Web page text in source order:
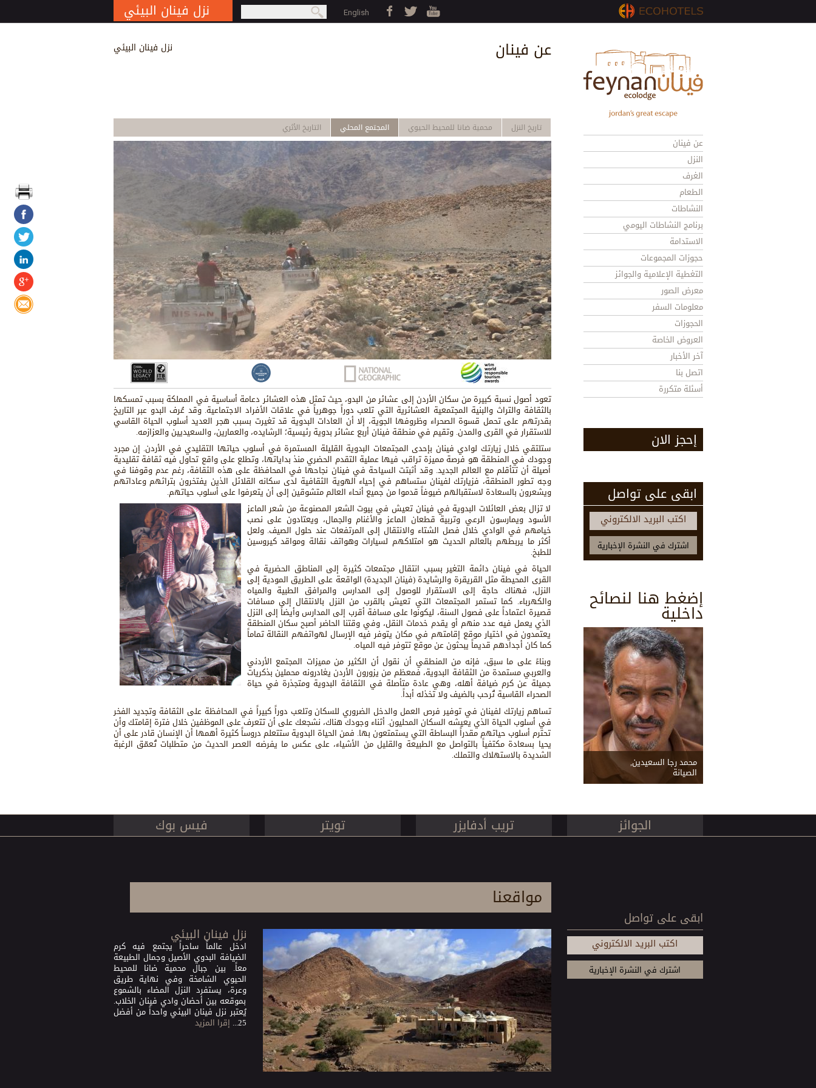
Jump to navigation نزل فينان البيئي
Search form
بحث English
عن فينان نزل فينان البيئي
تاريخ النزل محمية ضانا للمحيط الحيوي المجتمع المحلي التاريخ الأثري
تعود أصول نسبة كبيرة من سكان الأردن إلى عشائر من البدو، حيث تمثل هذه العشائر دعامة أساسية في المملكة بسبب تمسكها
بالثقافة والتراث والبنية المجتمعية العشائرية التي تلعب دوراً جوهرياً في علاقات الأفراد الاجتماعية. وقد عُرف البدو عبر التاريخ
بقدرتهم على تحمل قسوة الصحراء وظروفها الجوية، إلا أن العادات البدوية قد تغيرت بسبب هجر العديد أسلوب الحياة القاسي
للاستقرار في القرى والمدن. وتقيم في منطقة فينان أربع عشائر بدوية رئيسية؛ الرشايده، والعمارين، والسعيديين والعزازمه.
ستلتقي خلال زيارتك لوادي فينان بإحدى المجتمعات البدوية القليلة المستمرة في أسلوب حياتها التقليدي في الأردن. إن مجرد
وجودك في المنطقة هو فرصة مميزة تراقب فيها عملية التقدم الحضري منذ بداياتها، وتطلع على واقع تحاول فيه ثقافة تقليدية
أصيلة أن تتأقلم مع العالم الجديد. وقد أثبتت السياحة في فينان نجاحها في المحافظة على هذه الثقافة، رغم عدم وقوفنا في
وجه تطور المنطقة، فزيارتك لفينان ستساهم في إحياء الهوية الثقافية لدى سكانه القلائل الذين يفتخرون بتراثهم وعاداتهم
ويشعرون بالسعادة لاستقبالهم ضيوفاً قدموا من جميع أنحاء العالم متشوقين إلى أن يتعرفوا على أسلوب حياتهم.
لا تزال بعض العائلات البدوية في فينان تعيش في بيوت الشعر المصنوعة من شعر الماعز
الأسود ويمارسون الرعي وتربية قطعان الماعز والأغنام والجمال، ويعتادون على نصب
خيامهم في الوادي خلال فصل الشتاء والانتقال إلى المرتفعات عند حلول الصيف. ولعل
أكثر ما يربطهم بالعالم الحديث هو امتلاكهم لسيارات وهواتف نقالة ومواقد كيروسين
للطبخ.
الحياة في فينان دائمة التغير بسبب انتقال مجتمعات كثيرة إلى المناطق الحضرية في
القرى المحيطة مثل القريقرة والرشايدة (فينان الجديدة) الواقعة على الطريق المودية إلى
النزل، فهناك حاجة إلى الاستقرار للوصول إلى المدارس والمرافق الطبية والمياه
والكهرباء. كما تستمر المجتمعات التي تعيش بالقرب من النزل بالانتقال إلى مسافات
قصيرة اعتماداً على فصول السنة، ليكونوا على مسافة أقرب إلى المدارس وأيضاً إلى النزل
الذي يعمل فيه عدد منهم أو يقدم خدمات النقل، وفي وقتنا الحاضر أصبح سكان المنطقة
يعتمدون في اختيار موقع إقامتهم في مكان يتوفر فيه الإرسال لهواتفهم النقالة تماماً
كما كان أجدادهم قديماً يبحثون عن موقع تتوفر فيه المياه.
وبناءً على ما سبق، فإنه من المنطقي أن نقول أن الكثير من مميزات المجتمع الأردني
والعربي مستمدة من الثقافة البدوية، فمعظم من يزورون الأردن يغادرونه محملين بذكريات
جميلة عن كرم ضيافة أهله، وهي عادة متأصلة في الثقافة البدوية ومتجذرة في حياة
الصحراء القاسية تُرحب بالضيف ولا تخذله أبداً.
تساهم زيارتك لفينان في توفير فرص العمل والدخل الضروري للسكان وتلعب دوراً كبيراً في المحافظة على الثقافة وتجديد الفخر
في أسلوب الحياة الذي يعيشه السكان المحليون. أثناء وجودك هناك، نشجعك على أن تتعرف على الموظفين خلال فترة إقامتك وأن
تحترم أسلوب حياتهم مقدراً البساطة التي يستمتعون بها. فمن الحياة البدوية ستتعلم دروساً كثيرة أهمها أن الإنسان قادر على أن
يحيا بسعادة مكتفياً بالتواصل مع الطبيعة والقليل من الأشياء، على عكس ما يفرضه العصر الحديث من متطلبات تُعمّق الرغبة
الشديدة بالاستهلاك والتملك.
عن فينان
النزل
الغرف
الطعام
النشاطات
برنامج النشاطات اليومي
الاستدامة
حجوزات المجموعات
التغطية الإعلامية والجوائز
معرض الصور
معلومات السفر
الحجوزات
العروض الخاصة
آخر الأخبار
اتصل بنا
أسئلة متكررة
إحجز الان
ابقى على تواصل
اكتب البريد الالكتروني
إضغط هنا لنصائح
داخلية
محمد رجا السعيدين,
الصيانة
فيس بوك تويتر تريب أدفايزر الجوائز
مواقعنا
نزل فينان البيئي
ادخل عالماً ساحراً يجتمع فيه كرم
الضيافة البدوي الأصيل وجمال الطبيعة
معاً. بين جبال محمية ضانا للمحيط
الحيوي الشامخة وفي نهاية طريق
وعرة، يستفرد النزل المضاء بالشموع
بموقعه بين أحضان وادي فينان الخلاب.
يُعتبر نزل فينان البيئي واحداً من أفضل
25... إقرا المزيد
ابقى على تواصل
اكتب البريد الالكتروني